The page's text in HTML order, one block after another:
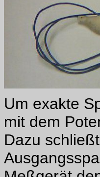
Um exakte
mit dem
Dazu